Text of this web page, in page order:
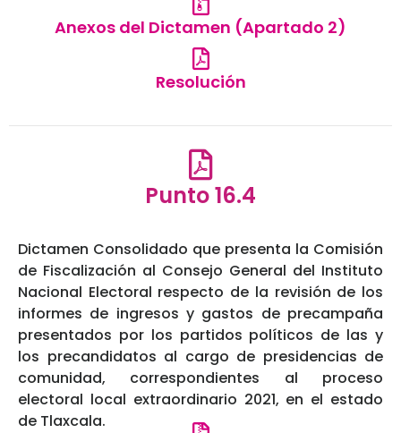
Anexos del Dictamen (Apartado 2)
Resolución
Punto 16.4
Dictamen Consolidado que presenta la Comisión
de Fiscalización al Consejo General del Instituto
Nacional Electoral respecto de la revisión de los
informes de ingresos y gastos de precampaña
presentados por los partidos políticos de las y
los precandidatos al cargo de presidencias de
comunidad, correspondientes al proceso
electoral local extraordinario 2021, en el estado
de Tlaxcala.